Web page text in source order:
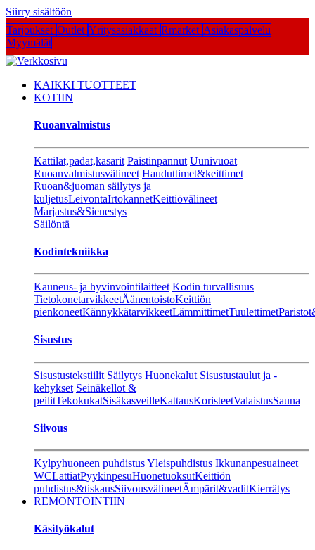
Siirry sisältöön
Tarjoukset Outlet Yritysasiakkaat Rmarket Asiakaspalvelu
Myymälät
KAIKKI TUOTTEET
KOTIIN
Ruoanvalmistus
Kattilat,padat,kasarit Paistinpannut Uunivuoat
Ruoanvalmistusvälineet Hauduttimet&keittimet
Ruoan&juoman säilytys ja
kuljetusLeivontaIrtokannetKeittiövälineet
Marjastus&Sienestys
Säilöntä
Kodintekniikka
Kauneus- ja hyvinvointilaitteet Kodin turvallisuus
TietokonetarvikkeetÄänentoistoKeittiön
pienkoneetKännykkätarvikkeetLämmittimetTuulettimet
Sisustus
Sisustustekstiilit Säilytys Huonekalut Sisustustaulut ja -
kehykset Seinäkellot &
peilitTekokukatSisäkasveilleKattausKoristeetValaistusSauna
Siivous
Kylpyhuoneen puhdistusYleispuhdistus Ikkunanpesuaineet
WCLattiatPyykinpesuHuonetuoksutKeittiön
puhdistus&tiskausSiivousvälineetÄmpärit&vaditKierrätys
REMONTOINTIIN
Käsityökalut